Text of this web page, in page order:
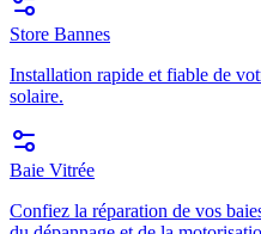
Store Bannes
Installation rapide et fiable de
solaire.
Baie Vitrée
Confiez la réparation de vos